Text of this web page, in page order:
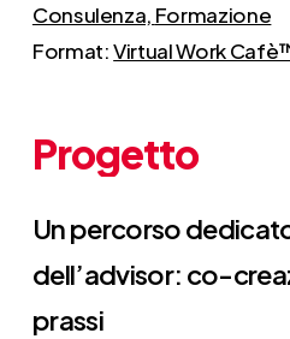
Consulenza, Formazione
Format:Virtual Work
Progetto
Un percorso
dell’advisor: co-
prassi